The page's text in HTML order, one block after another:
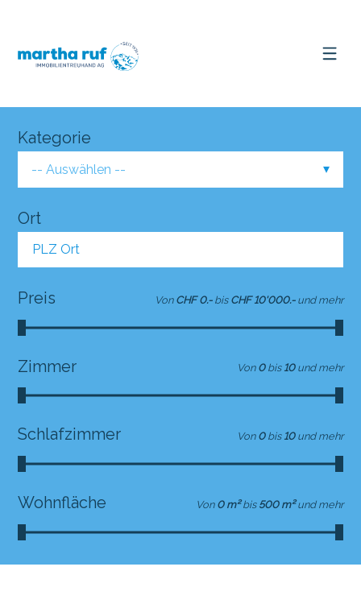
Kategorie
-- Auswählen --
Ort
PLZ Ort
Preis Von CHF 0.- bis CHF 10'000.- und mehr
Zimmer Von 0 bis 10 und mehr
Schlafzimmer Von 0 bis 10 und mehr
Wohnfläche Von 0 m² bis 500 m² und mehr